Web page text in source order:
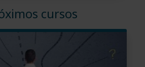
cursos